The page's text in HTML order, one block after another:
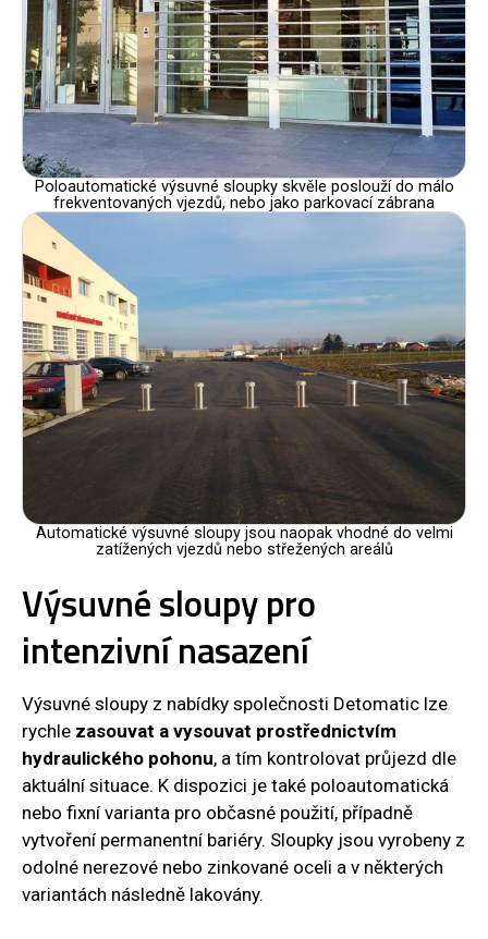
Poloautomatické výsuvné sloupky skvěle poslouží do málo
frekventovaných vjezdů, nebo jako parkovací zábrana
Automatické výsuvné sloupy jsou naopak vhodné do velmi
zatížených vjezdů nebo střežených areálů
Výsuvné sloupy pro
intenzivní nasazení
Výsuvné sloupy z nabídky společnosti Detomatic lze
rychle zasouvat a vysouvat prostřednictvím
hydraulického pohonu, a tím kontrolovat průjezd dle
aktuální situace. K dispozici je také poloautomatická
nebo fixní varianta pro občasné použití, případně
vytvoření permanentní bariéry. Sloupky jsou vyrobeny z
odolné nerezové nebo zinkované oceli a v některých
variantách následně lakovány.